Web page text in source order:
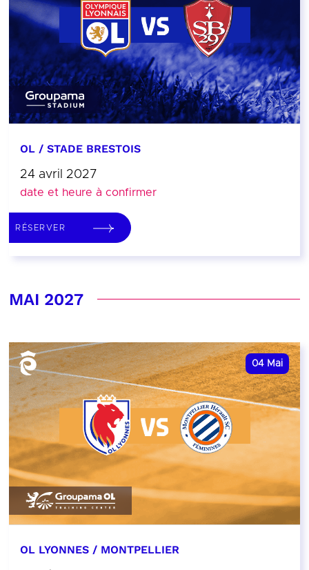
OL / STADE BRESTOIS
24 avril 2027
date et heure à confirmer
RÉSERVER
MAI 2027
04 Mai
OL LYONNES / MONTPELLIER